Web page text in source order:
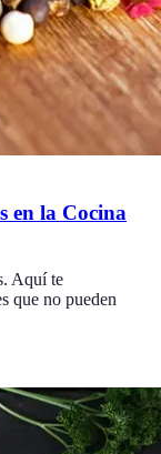
en la Cocina
Aquí te
que no pueden